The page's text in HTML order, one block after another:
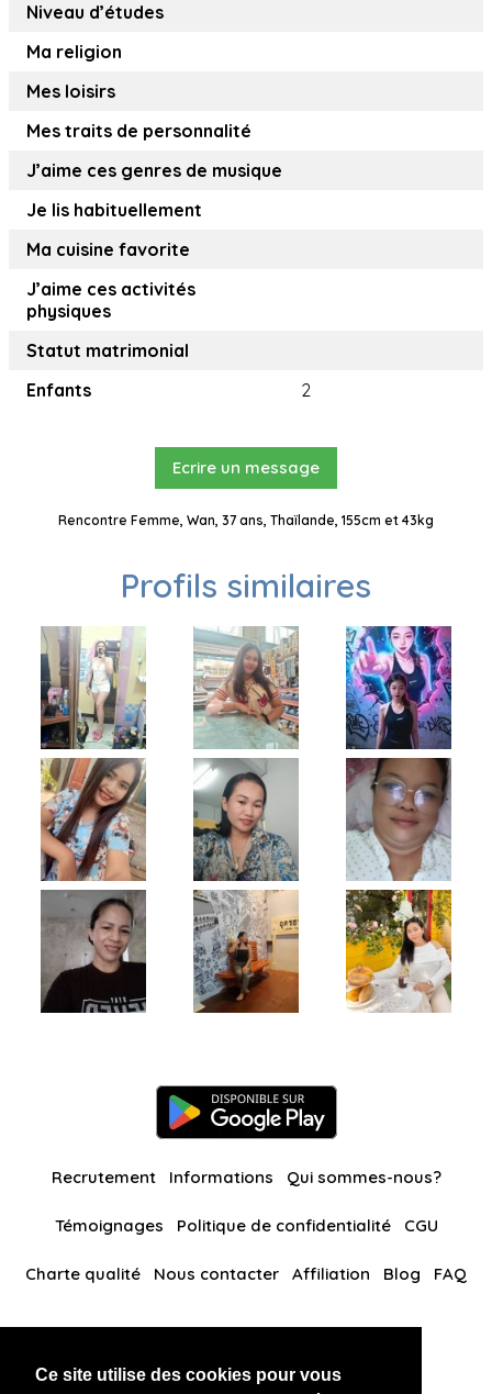
Ce site utilise des cookies pour vous
Niveau d’études
Ma religion
Mes loisirs
Mes traits de personnalité
J’aime ces genres de musique
Je lis habituellement
Ma cuisine favorite
J’aime ces activités
physiques
Statut matrimonial
Enfants
2
Ecrire un message
Rencontre Femme, Wan, 37 ans, Thaïlande, 155cm et 43kg
Profils similaires
Recrutement Informations Qui sommes-nous?
Témoignages Politique de confidentialité CGU
Charte qualité Nous contacter Affiliation Blog FAQ